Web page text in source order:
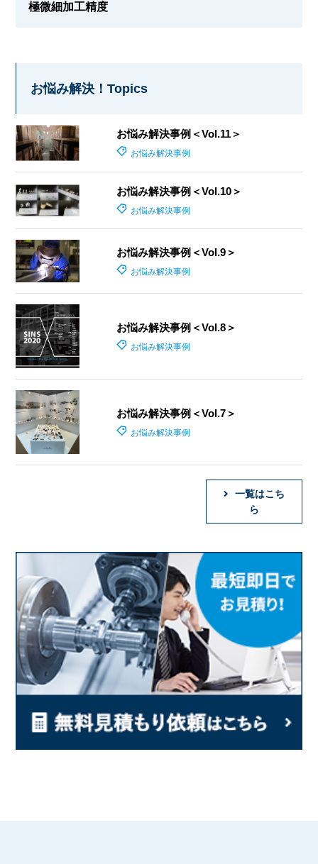
極微細加工精度
お悩み解決！Topics
お悩み解決事例＜Vol.11＞
お悩み解決事例
お悩み解決事例＜Vol.10＞
お悩み解決事例
お悩み解決事例＜Vol.9＞
お悩み解決事例
お悩み解決事例＜Vol.8＞
お悩み解決事例
お悩み解決事例＜Vol.7＞
お悩み解決事例
一覧はこち
ら